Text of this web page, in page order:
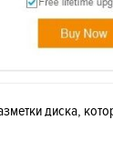
диска,